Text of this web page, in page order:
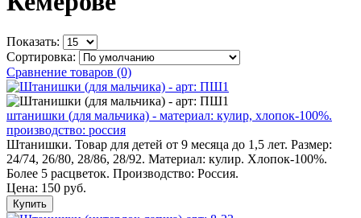
Показать:
Сортировка:
Сравнение товаров (0)
штанишки (для мальчика) - материал: кулир, хлопок-100%.
производство: россия
Штанишки. Товар для детей от 9 месяца до 1,5 лет. Размер:
24/74, 26/80, 28/86, 28/92. Материал: кулир. Хлопок-100%.
Более 5 расцветок. Производство: Россия.
Цена: 150 руб.
Купить